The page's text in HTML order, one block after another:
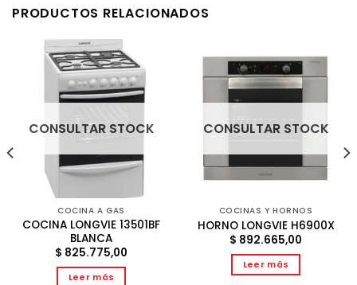
PRODUCTOS RELACIONADOS
CONSULTAR STOCK
COCINA A GAS
COCINA LONGVIE 13501BF
BLANCA
$ 825.775,00
Leer más
CONSULTAR STOCK
COCINAS Y HORNOS
HORNO LONGVIE H6900X
$ 892.665,00
Leer más